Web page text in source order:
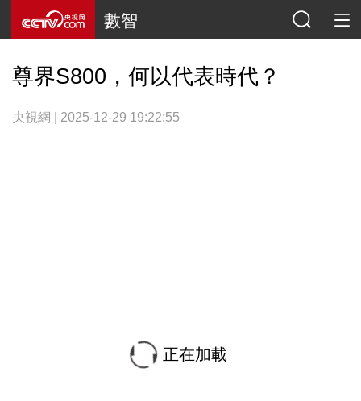
數智
尊界S800，何以代表時代？
央視網 | 2025-12-29 19:22:55
正在加載